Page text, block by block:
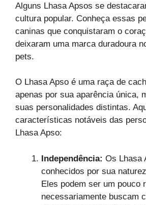
Alguns Lhasa Apsos se
cultura popular. Conheça essas
caninas que conquistaram o
deixaram uma marca duradoura
pets.
O Lhasa Apso é uma raça de
apenas por sua aparência única,
suas personalidades distintas.
características notáveis das
Lhasa Apso:
Independência: Os Lhasa
conhecidos por sua
Eles podem ser um pouco
necessariamente buscam